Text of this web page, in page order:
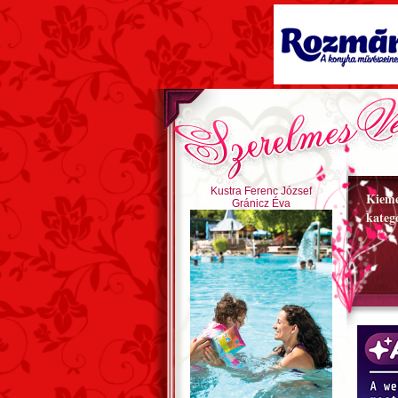
Kustra Ferenc József
Gránicz Éva